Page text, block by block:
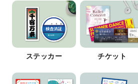
ステッカー チケット